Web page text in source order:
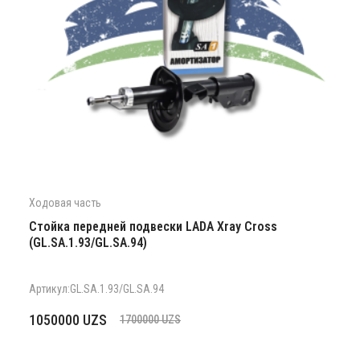
Ходовая часть
Стойка передней подвески LADA Xray Cross
(GL.SA.1.93/GL.SA.94)
Артикул:GL.SA.1.93/GL.SA.94
1700000UZS
Первоначальная
1050000 UZS
Текущая